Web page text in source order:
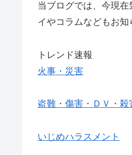
当ブログでは、今現
イやコラムなどもお知
トレンド速報
火事・災害
盗難・傷害・ＤＶ・殺
いじめハラスメント